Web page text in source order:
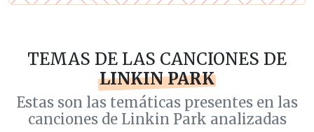
TEMAS DE LAS CANCIONES DE
LINKIN PARK
Estas son las temáticas presentes en las
canciones de Linkin Park analizadas